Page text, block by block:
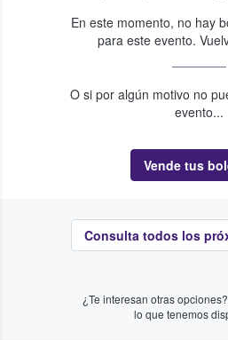
En este momento, no hay
para este evento.
O si por algún motivo no
evento...
Vende tus
Consulta todos los
¿Te interesan otras
lo que tenemos